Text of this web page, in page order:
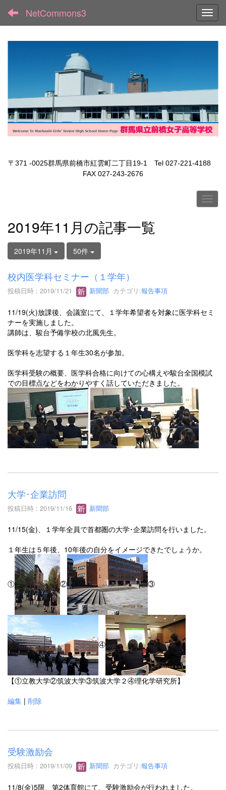
NetCommons3
〒371 -0025群馬県前橋市紅雲町二丁目19-1 Tel 027-221-4188
FAX 027-243-2676
2019年11月の記事一覧
2019年11月 50件
校内医学科セミナー（１学年）
投稿日時 : 2019/11/21 新聞部 カテゴリ:報告事項
11/19(火)放課後、会議室にて、１学年希望者を対象に医学科セミ
ナーを実施しました。
講師は、駿台予備学校の北風先生。
医学科を志望する１年生30名が参加。
医学科受験の概要、医学科合格に向けての心構えや駿台全国模試
での目標点などをわかりやすく話していただきました。
大学･企業訪問
投稿日時 : 2019/11/16 新聞部
11/15(金)、１学年全員で首都圏の大学･企業訪問を行いました。
１年生は５年後、10年後の自分をイメージできたでしょうか。
① ② ③
④
【①立教大学②筑波大学③筑波大学２④理化学研究所】
編集 | 削除
受験激励会
投稿日時 : 2019/11/09 新聞部 カテゴリ:報告事項
11/8(金)5限、第2体育館にて、受験激励会が行われました。